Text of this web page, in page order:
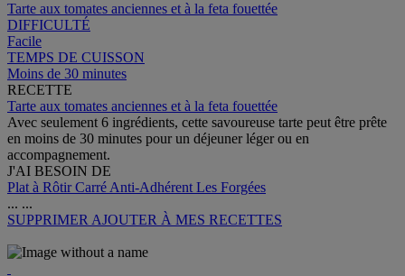
Tarte aux tomates anciennes et à la feta fouettée
DIFFICULTÉ
Facile
TEMPS DE CUISSON
Moins de 30 minutes
RECETTE
Tarte aux tomates anciennes et à la feta fouettée
Avec seulement 6 ingrédients, cette savoureuse tarte peut être prête
en moins de 30 minutes pour un déjeuner léger ou en
accompagnement.
J'AI BESOIN DE
Plat à Rôtir Carré Anti-Adhérent Les Forgées
... ...
SUPPRIMER AJOUTER À MES RECETTES